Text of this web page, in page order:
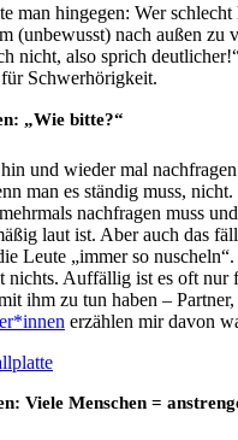
man hingegen: Wer
(unbewusst) nach außen zu
nicht, also sprich
Schwerhörigkeit.
„Wie bitte?“
und wieder mal
man es ständig muss,
nachfragen muss
laut ist. Aber auch das
Leute „immer so
nichts. Auffällig ist es oft nur
ihm zu tun haben –
erzählen mir davon
Viele Menschen =